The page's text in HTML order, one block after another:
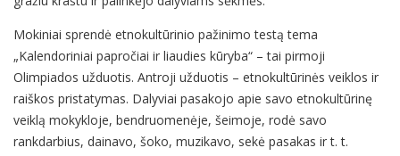
Mokiniai sprendė etnokultūrinio pažinimo testą tema
„Kalendoriniai papročiai ir liaudies kūryba“ – tai pirmoji
Olimpiados užduotis. Antroji užduotis – etnokultūrinės veiklos ir
raiškos pristatymas. Dalyviai pasakojo apie savo etnokultūrinę
veiklą mokykloje, bendruomenėje, šeimoje, rodė savo
rankdarbius, dainavo, šoko, muzikavo, sekė pasakas ir t. t.